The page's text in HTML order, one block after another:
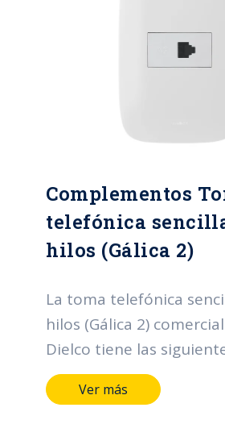
Complementos
telefónica
hilos (Gálica 2)
La toma telefónica
hilos (Gálica 2)
Dielco tiene las
características: Terminales y medios
de conducción de
Ver más